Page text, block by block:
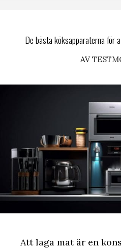
De bästa köksapparaterna för
AV
Att laga mat är en